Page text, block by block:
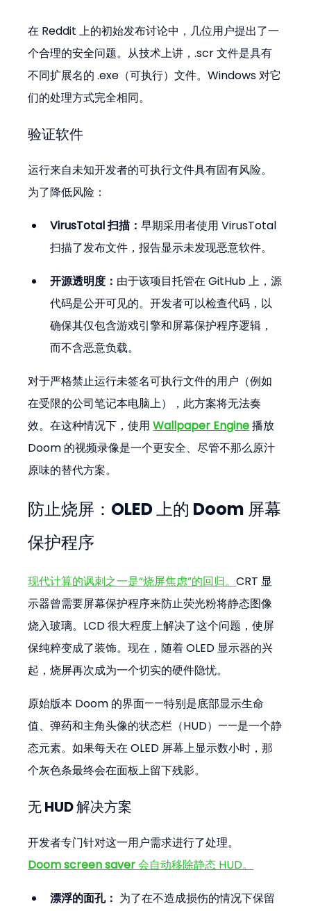
在 Reddit 上的初始发布讨论中，几位用户提出了一
个合理的安全问题。从技术上讲，.scr 文件是具有
不同扩展名的 .exe（可执行）文件。Windows 对它
们的处理方式完全相同。
验证软件
运行来自未知开发者的可执行文件具有固有风险。
为了降低风险：
VirusTotal 扫描：早期采用者使用 VirusTotal
扫描了发布文件，报告显示未发现恶意软件。
开源透明度： 由于该项目托管在 GitHub 上，源
代码是公开可见的。开发者可以检查代码，以
确保其仅包含游戏引擎和屏幕保护程序逻辑，
而不含恶意负载。
对于严格禁止运行未签名可执行文件的用户（例如
在受限的公司笔记本电脑上），此方案将无法奏
效。在这种情况下，使用 Wallpaper Engine 播放
Doom 的视频录像是一个更安全、尽管不那么原汁
原味的替代方案。
防止烧屏：OLED 上的 Doom 屏幕
保护程序
现代计算的讽刺之一是“烧屏焦虑”的回归。CRT 显
示器曾需要屏幕保护程序来防止荧光粉将静态图像
烧入玻璃。LCD 很大程度上解决了这个问题，使屏
保纯粹变成了装饰。现在，随着 OLED 显示器的兴
起，烧屏再次成为一个切实的硬件隐忧。
原始版本 Doom 的界面——特别是底部显示生命
值、弹药和主角头像的状态栏（HUD）——是一个静
态元素。如果每天在 OLED 屏幕上显示数小时，那
个灰色条最终会在面板上留下残影。
无 HUD 解决方案
开发者专门针对这一用户需求进行了处理。
Doom screen saver 会自动移除静态 HUD。
漂浮的面孔： 为了在不造成损伤的情况下保留